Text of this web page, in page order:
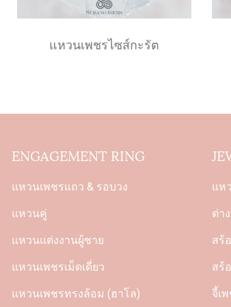
แหวนเพชรไซส์กะรัต
ENGAGEMENT RING
แหวนเพชรแถว & รอบวง
แหวนคู่
แหวนแต่งงานผู้ชาย
แหวนเพชรเม็ดเดี่ยว
แหวนเพชรทรงล้อม (ฮาโล)
แห
ต่า
สร้
สร้
จี้เ